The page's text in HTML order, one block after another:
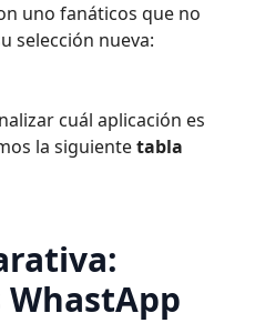
uno fanáticos que no
selección nueva:
cuál aplicación es
la siguientetabla
WhastApp